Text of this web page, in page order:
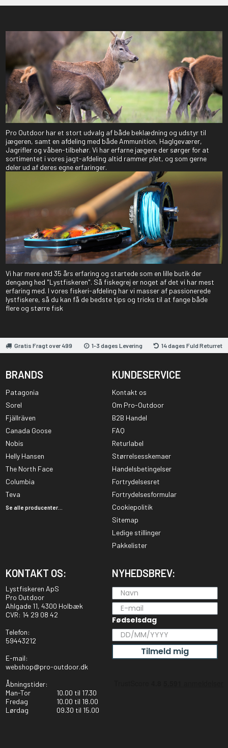
Pro Outdoor har et stort udvalg af både beklædning og udstyr til
jægeren, samt en afdeling med både Ammunition, Haglgeværer,
Jagrifler og våben-tilbehør. Vi har erfarne jægere der sørger for at
sortimentet i vores jagt-afdeling altid rammer plet, og som gerne
deler ud af deres egne erfaringer.
Vi har mere end 35 års erfaring og startede som en lille butik der
dengang hed "Lystfiskeren". Så fiskegrej er noget af det vi har mest
erfaring med. I vores fiskeri-afdeling har vi masser af passionerede
lystfiskere, så du kan få de bedste tips og tricks til at fange både
flere og større fisk
Gratis Fragt over 499 1-3 dages Levering 14 dages Fuld Returret
BRANDS
Patagonia
Sorel
Fjällräven
Canada Goose
Nobis
Helly Hansen
The North Face
Columbia
Teva
Se alle producenter...
KUNDESERVICE
Kontakt os
Om Pro-Outdoor
B2B Handel
FAQ
Returlabel
Størrelsesskemaer
Handelsbetingelser
Fortrydelsesret
Fortrydelsesformular
Cookiepolitik
Sitemap
Ledige stillinger
Pakkelister
KONTAKT OS:
Lystfiskeren ApS
Pro Outdoor
Ahlgade 11, 4300 Holbæk
CVR: 14 29 08 42
Telefon:
59443212
E-mail:
webshop@pro-outdoor.dk
Åbningstider:
Man-Tor
10.00 til 17.30
Fredag
10.00 til 18.00
Lørdag
09.30 til 15.00
NYHEDSBREV:
Fødselsdag
Tilmeld mig